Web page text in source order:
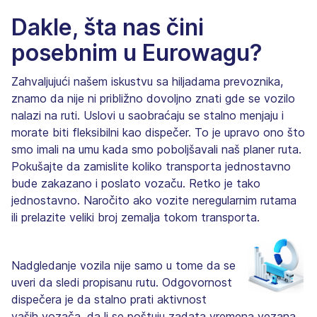
Dakle, šta nas čini
posebnim u Eurowagu?
Zahvaljujući našem iskustvu sa hiljadama prevoznika,
znamo da nije ni približno dovoljno znati gde se vozilo
nalazi na ruti. Uslovi u saobraćaju se stalno menjaju i
morate biti fleksibilni kao dispečer. To je upravo ono što
smo imali na umu kada smo poboljšavali naš planer ruta.
Pokušajte da zamislite koliko transporta jednostavno
bude zakazano i poslato vozaču. Retko je tako
jednostavno. Naročito ako vozite neregularnim rutama
ili prelazite veliki broj zemalja tokom transporta.
Nadgledanje vozila nije samo u tome da se
uveri da sledi propisanu rutu. Odgovornost
dispečera je da stalno prati aktivnost